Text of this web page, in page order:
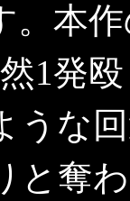
。本
1発
うな
と奪